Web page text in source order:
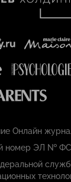
Онлайн
номер ЭЛ № ФС